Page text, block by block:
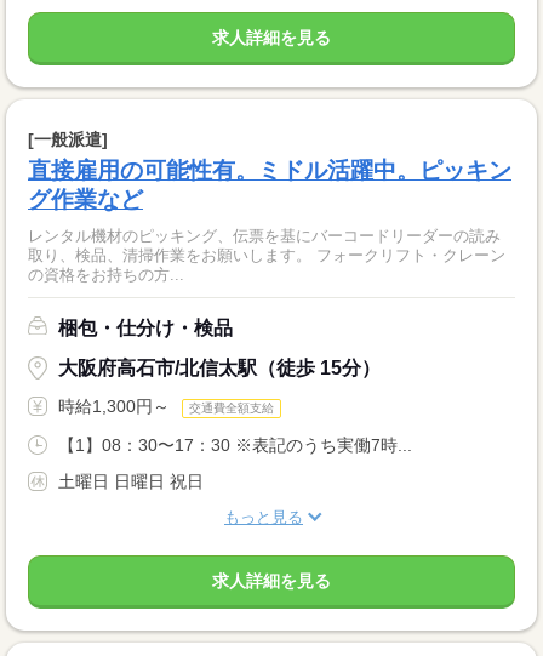
求人詳細を見る
[一般派遣]
直接雇用の可能性有。ミドル活躍中。ピッキン
グ作業など
レンタル機材のピッキング、伝票を基にバーコードリーダーの読み
取り、検品、清掃作業をお願いします。 フォークリフト・クレーン
の資格をお持ちの方...
梱包・仕分け・検品
大阪府高石市/北信太駅（徒歩 15分）
時給1,300円～ 交通費全額支給
【1】08：30〜17：30 ※表記のうち実働7時...
土曜日 日曜日 祝日
もっと見る
求人詳細を見る